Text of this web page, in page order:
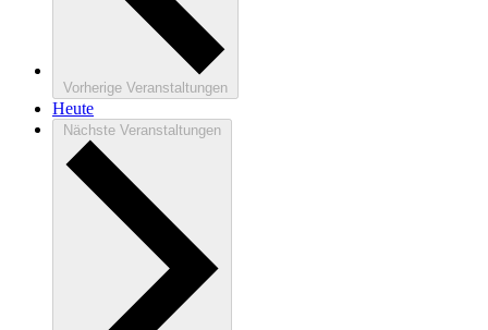
Vorherige Veranstaltungen
Heute
Nächste Veranstaltungen